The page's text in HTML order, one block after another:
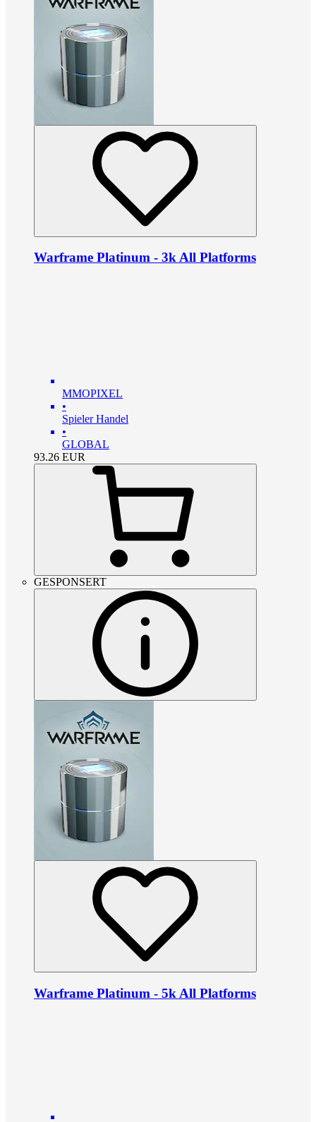
Warframe Platinum - 3k All Platforms
MMOPIXEL
•
Spieler Handel
•
GLOBAL
93.26 EUR
GESPONSERT
Warframe Platinum - 5k All Platforms